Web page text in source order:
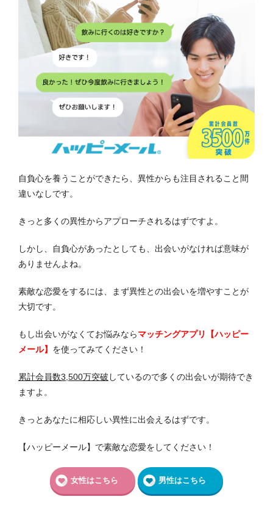
自負心を養うことができたら、異性からも注目されること間
違いなしです。
きっと多くの異性からアプローチされるはずですよ。
しかし、自負心があったとしても、出会いがなければ意味が
ありませんよね。
素敵な恋愛をするには、まず異性との出会いを増やすことが
大切です。
もし出会いがなくてお悩みならマッチングアプリ【ハッピー
メール】 を使ってみてください！
累計会員数3,500万突破 しているので多くの出会いが期待でき
ますよ。
きっとあなたに相応しい異性に出会えるはずです。
【ハッピーメール】で素敵な恋愛をしてください！
女性はこちら 男性はこちら